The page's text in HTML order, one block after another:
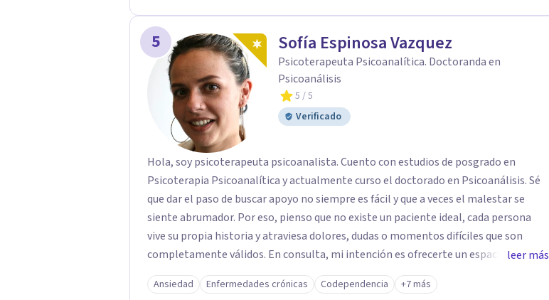
WhatsApp para agendar una primera sesión gratuita. Y si estás pasando por un
momento difícil y necesitas hablar con alguien, también puedes contactarme: la
primera conversación no tiene costo.
5 Sofía Espinosa Vazquez
Psicoterapeuta Psicoanalítica. Doctoranda en
Psicoanálisis
5 / 5
Verificado
Hola, soy psicoterapeuta psicoanalista. Cuento con estudios de posgrado en
Psicoterapia Psicoanalítica y actualmente curso el doctorado en Psicoanálisis. Sé
que dar el paso de buscar apoyo no siempre es fácil y que a veces el malestar se
siente abrumador. Por eso, pienso que no existe un paciente ideal, cada persona
vive su propia historia y atraviesa dolores, dudas o momentos difíciles que son
completamente válidos. En consulta, mi intención es ofrecerte un espacio humano
y seguro, en el que sientas la confianza para expresarte y sentir. Nos daremos el
tiempo de ir recorriendo tu historia de vida, identificando con calma de dónde viene
leer más
Ansiedad Enfermedades crónicas Codependencia +7 más